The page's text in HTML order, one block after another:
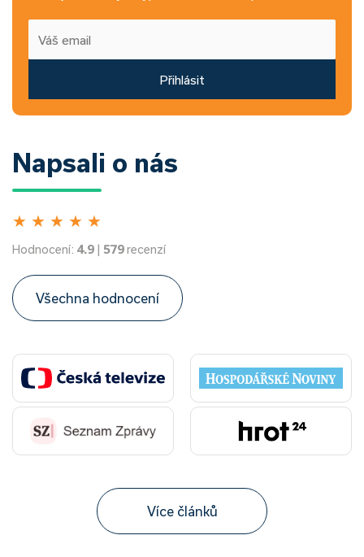
Přihlásit
Napsali o nás
★ ★ ★ ★ ★
Hodnocení: 4.9 | 579recenzí
Všechna hodnocení
Více článků